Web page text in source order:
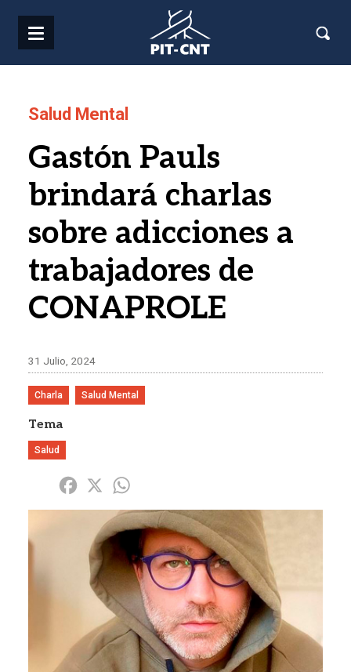
Salud Mental
Gastón Pauls
brindará charlas
sobre adicciones a
trabajadores de
CONAPROLE
31 Julio, 2024
Charla Salud Mental
Tema
Salud
Share Facebook
X